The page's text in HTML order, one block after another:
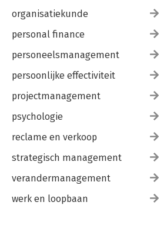
organisatiekunde
personal finance
personeelsmanagement
persoonlijke effectiviteit
projectmanagement
psychologie
reclame en verkoop
strategisch management
verandermanagement
werk en loopbaan